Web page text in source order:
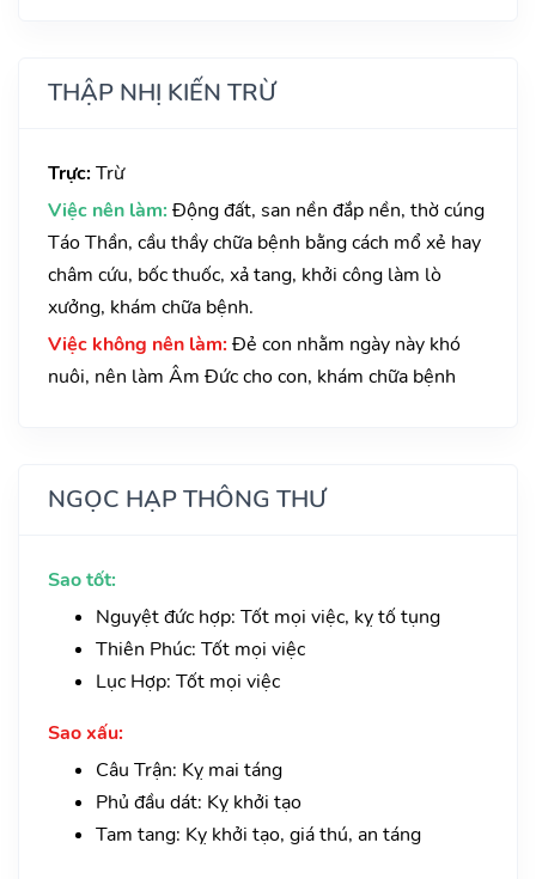
THẬP NHỊ KIẾN TRỪ
Trực: Trừ
Việc nên làm: Động đất, san nền đắp nền, thờ cúng
Táo Thần, cầu thầy chữa bệnh bằng cách mổ xẻ hay
châm cứu, bốc thuốc, xả tang, khởi công làm lò
xưởng, khám chữa bệnh.
Việc không nên làm: Đẻ con nhằm ngày này khó
nuôi, nên làm Âm Đức cho con, khám chữa bệnh
NGỌC HẠP THÔNG THƯ
Sao tốt:
Nguyệt đức hợp: Tốt mọi việc, kỵ tố tụng
Thiên Phúc: Tốt mọi việc
Lục Hợp: Tốt mọi việc
Sao xấu:
Câu Trận: Kỵ mai táng
Phủ đầu dát: Kỵ khởi tạo
Tam tang: Kỵ khởi tạo, giá thú, an táng